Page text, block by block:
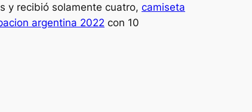
y recibió solamente cuatro, camiseta
argentina 2022 con 10